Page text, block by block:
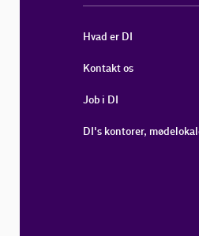
Hvad er DI
Kontakt os
Job i DI
DI's kontorer,